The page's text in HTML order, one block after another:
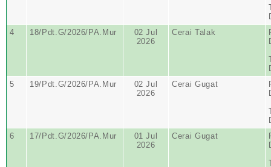
4
18/Pdt.G/2026/PA.Mur
02 Jul
2026
Cerai Talak
5
19/Pdt.G/2026/PA.Mur
02 Jul
2026
Cerai Gugat
6
17/Pdt.G/2026/PA.Mur
01 Jul
2026
Cerai Gugat